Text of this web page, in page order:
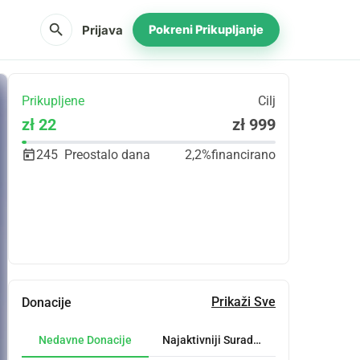
search Prijava Pokreni Prikupljanje
Prikupljene Cilj
zł 22 zł 999
245 Preostalo dana 2,2%financirano
Donacije Prikaži Sve
Nedavne Donacije Najaktivniji Suradnici